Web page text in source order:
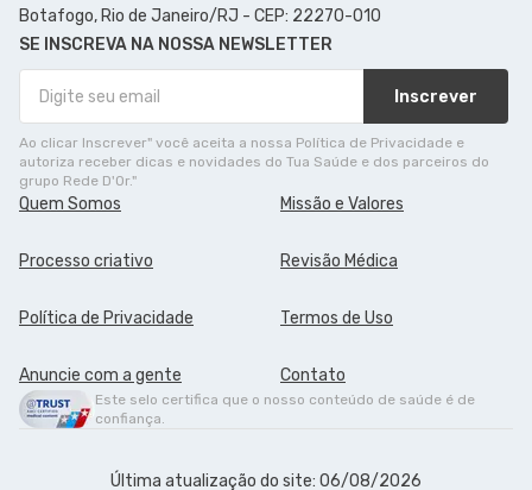
Botafogo, Rio de Janeiro/RJ - CEP: 22270-010
SE INSCREVA NA NOSSA NEWSLETTER
Inscrever
Ao clicar Inscrever" você aceita a nossa Política de Privacidade e
autoriza receber dicas e novidades do Tua Saúde e dos parceiros do
grupo Rede D'Or."
Quem Somos Missão e Valores
Processo criativo Revisão Médica
Política de Privacidade Termos de Uso
Anuncie com a gente Contato
Este selo certifica que o nosso conteúdo de saúde é de
confiança.
Última atualização do site: 06/08/2026